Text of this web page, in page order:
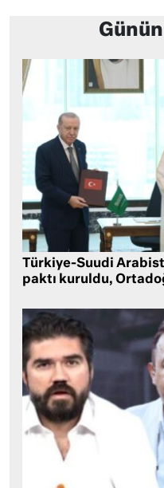
Türkiye-Suudi
paktı kuruldu,